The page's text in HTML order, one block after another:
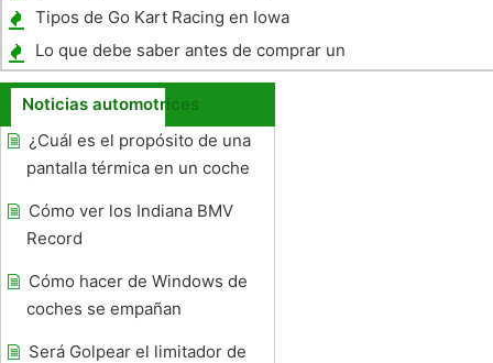
CD en un Volkswagen Passat 1992?
Tipos de Go Kart Racing en Iowa
Lo que debe saber antes de comprar un
coche nuevo
Noticias automotrices
¿Cuál es el propósito de una
pantalla térmica en un coche
Cómo ver los Indiana BMV
Record
Cómo hacer de Windows de
coches se empañan
Será Golpear el limitador de